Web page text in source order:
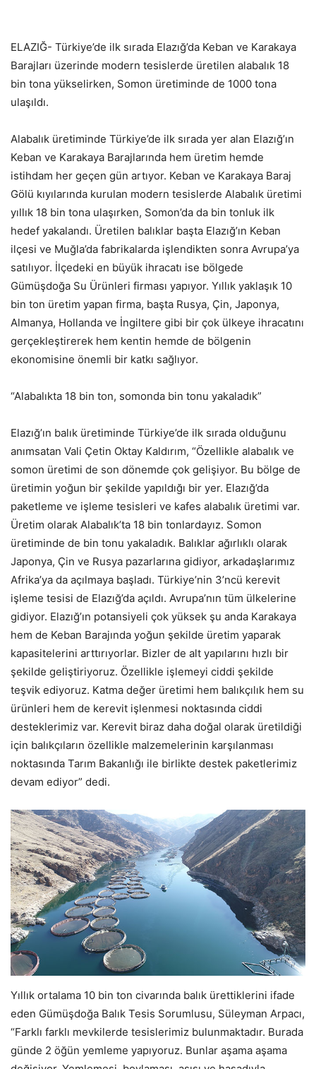
ELAZIĞ- Türkiye’de ilk sırada Elazığ’da Keban ve Karakaya
Barajları üzerinde modern tesislerde üretilen alabalık 18
bin tona yükselirken, Somon üretiminde de 1000 tona
ulaşıldı.
Alabalık üretiminde Türkiye’de ilk sırada yer alan Elazığ’ın
Keban ve Karakaya Barajlarında hem üretim hemde
istihdam her geçen gün artıyor. Keban ve Karakaya Baraj
Gölü kıyılarında kurulan modern tesislerde Alabalık üretimi
yıllık 18 bin tona ulaşırken, Somon’da da bin tonluk ilk
hedef yakalandı. Üretilen balıklar başta Elazığ’ın Keban
ilçesi ve Muğla’da fabrikalarda işlendikten sonra Avrupa’ya
satılıyor. İlçedeki en büyük ihracatı ise bölgede
Gümüşdoğa Su Ürünleri firması yapıyor. Yıllık yaklaşık 10
bin ton üretim yapan firma, başta Rusya, Çin, Japonya,
Almanya, Hollanda ve İngiltere gibi bir çok ülkeye ihracatını
gerçekleştirerek hem kentin hemde de bölgenin
ekonomisine önemli bir katkı sağlıyor.
“Alabalıkta 18 bin ton, somonda bin tonu yakaladık”
Elazığ’ın balık üretiminde Türkiye’de ilk sırada olduğunu
anımsatan Vali Çetin Oktay Kaldırım, “Özellikle alabalık ve
somon üretimi de son dönemde çok gelişiyor. Bu bölge de
üretimin yoğun bir şekilde yapıldığı bir yer. Elazığ’da
paketleme ve işleme tesisleri ve kafes alabalık üretimi var.
Üretim olarak Alabalık’ta 18 bin tonlardayız. Somon
üretiminde de bin tonu yakaladık. Balıklar ağırlıklı olarak
Japonya, Çin ve Rusya pazarlarına gidiyor, arkadaşlarımız
Afrika’ya da açılmaya başladı. Türkiye’nin 3’ncü kerevit
işleme tesisi de Elazığ’da açıldı. Avrupa’nın tüm ülkelerine
gidiyor. Elazığ’ın potansiyeli çok yüksek şu anda Karakaya
hem de Keban Barajında yoğun şekilde üretim yaparak
kapasitelerini arttırıyorlar. Bizler de alt yapılarını hızlı bir
şekilde geliştiriyoruz. Özellikle işlemeyi ciddi şekilde
teşvik ediyoruz. Katma değer üretimi hem balıkçılık hem su
ürünleri hem de kerevit işlenmesi noktasında ciddi
desteklerimiz var. Kerevit biraz daha doğal olarak üretildiği
için balıkçıların özellikle malzemelerinin karşılanması
noktasında Tarım Bakanlığı ile birlikte destek paketlerimiz
devam ediyor” dedi.
Yıllık ortalama 10 bin ton civarında balık ürettiklerini ifade
eden Gümüşdoğa Balık Tesis Sorumlusu, Süleyman Arpacı,
“Farklı farklı mevkilerde tesislerimiz bulunmaktadır. Burada
günde 2 öğün yemleme yapıyoruz. Bunlar aşama aşama